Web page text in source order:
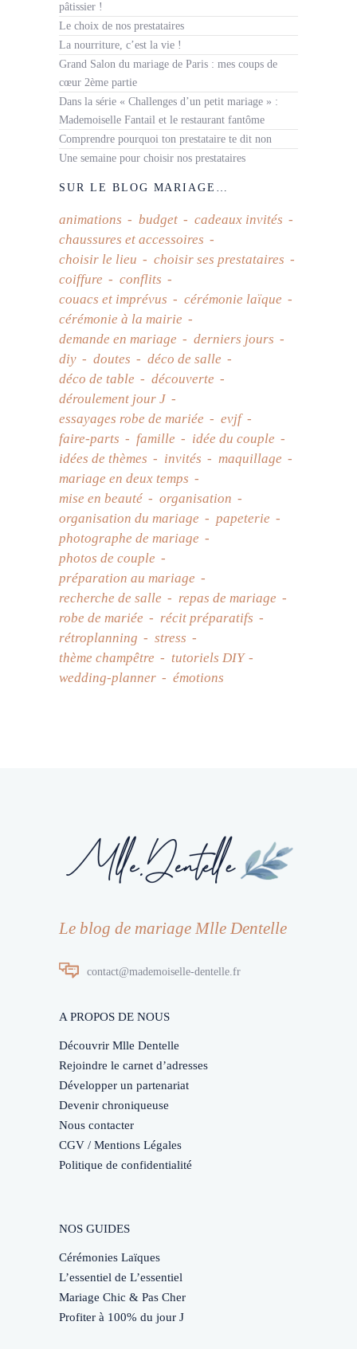
pâtissier !
Le choix de nos prestataires
La nourriture, c’est la vie !
Grand Salon du mariage de Paris : mes coups de
cœur 2ème partie
Dans la série « Challenges d’un petit mariage » :
Mademoiselle Fantail et le restaurant fantôme
Comprendre pourquoi ton prestataire te dit non
Une semaine pour choisir nos prestataires
SUR LE BLOG MARIAGE…
animations budget
cadeaux invités
chaussures et accessoires
choisir le lieu
choisir ses prestataires
coiffure
conflits
couacs et imprévus
cérémonie laïque
cérémonie à la mairie
demande en mariage
derniers jours
diy
doutes
déco de salle
déco de table
découverte
déroulement jour J
essayages robe de mariée
evjf
faire-parts
famille
idée du couple
idées de thèmes
invités
maquillage
mariage en deux temps
mise en beauté
organisation
organisation du mariage
papeterie
photographe de mariage
photos de couple
préparation au mariage
recherche de salle
repas de mariage
robe de mariée
récit préparatifs
rétroplanning
stress
thème champêtre
tutoriels DIY
wedding-planner
émotions
Le blog de mariage Mlle Dentelle
contact@mademoiselle-dentelle.fr
A PROPOS DE NOUS
Découvrir Mlle Dentelle
Rejoindre le carnet d’adresses
Développer un partenariat
Devenir chroniqueuse
Nous contacter
CGV / Mentions Légales
Politique de confidentialité
NOS GUIDES
Cérémonies Laïques
L’essentiel de L’essentiel
Mariage Chic & Pas Cher
Profiter à 100% du jour J